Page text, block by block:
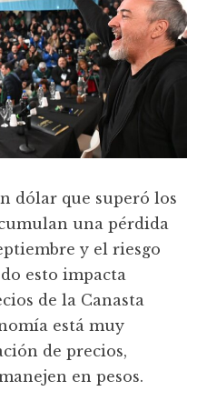
dólar que superó los
una pérdida
y el riesgo
esto impacta
de la Canasta
está muy
de precios,
en pesos.